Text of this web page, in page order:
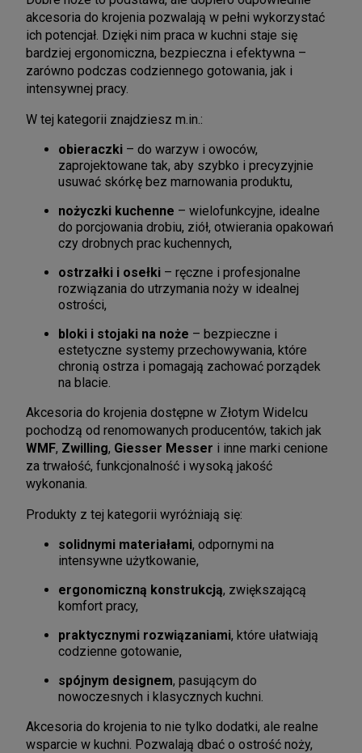
akcesoria do krojenia pozwalają w pełni wykorzystać
ich potencjał. Dzięki nim praca w kuchni staje się
bardziej ergonomiczna, bezpieczna i efektywna –
zarówno podczas codziennego gotowania, jak i
intensywnej pracy.
W tej kategorii znajdziesz m.in.:
obieraczki – do warzyw i owoców,
zaprojektowane tak, aby szybko i precyzyjnie
usuwać skórkę bez marnowania produktu,
nożyczki kuchenne – wielofunkcyjne, idealne
do porcjowania drobiu, ziół, otwierania opakowań
czy drobnych prac kuchennych,
ostrzałki i osełki – ręczne i profesjonalne
rozwiązania do utrzymania noży w idealnej
ostrości,
bloki i stojaki na noże – bezpieczne i
estetyczne systemy przechowywania, które
chronią ostrza i pomagają zachować porządek
na blacie.
Akcesoria do krojenia dostępne w Złotym Widelcu
pochodzą od renomowanych producentów, takich jak
WMF, Zwilling, Giesser Messer i inne marki cenione
za trwałość, funkcjonalność i wysoką jakość
wykonania.
Produkty z tej kategorii wyróżniają się:
solidnymi materiałami, odpornymi na
intensywne użytkowanie,
ergonomiczną konstrukcją, zwiększającą
komfort pracy,
praktycznymi rozwiązaniami, które ułatwiają
codzienne gotowanie,
spójnym designem, pasującym do
nowoczesnych i klasycznych kuchni.
Akcesoria do krojenia to nie tylko dodatki, ale realne
wsparcie w kuchni. Pozwalają dbać o ostrość noży,